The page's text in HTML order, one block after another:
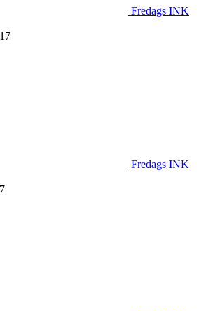
Fredags INK
Fredags INK